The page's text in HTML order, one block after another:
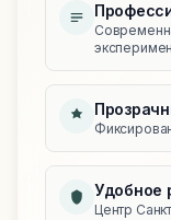
Удобное
Центр